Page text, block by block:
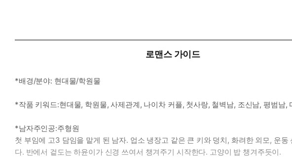
로맨스 가이드
*배경/분야: 현대물/학원물
*작품 키워드:현대물, 학원물, 사제관계, 나이차 커플, 첫사랑, 철벽남, 조신남, 평범
*남자주인공:주형원
첫 부임에 고3 담임을 맡게 된 남자. 업소 냉장고 같은 큰 키와 덩치, 화려한 외모, 운
다. 반에서 겉도는 하윤이가 신경 쓰여서 챙겨주기 시작한다. 고양이 밥 챙겨주듯이.